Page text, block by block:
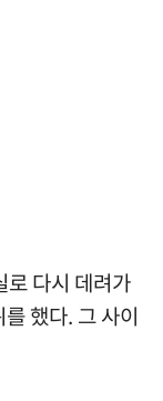
로 다시 데려가
했다. 그 사이